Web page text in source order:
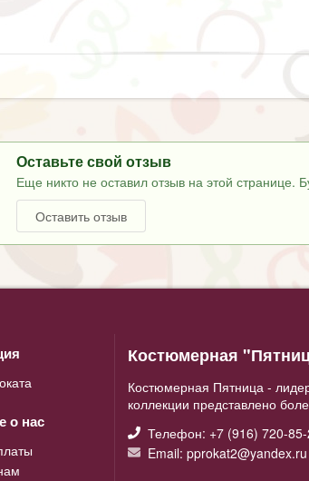
Оставьте свой отзыв
Еще никто не оставил отзыв на этой странице.
Оставить отзыв
о нас
Костюмерная
Костюмерная Пятница -
коллекции представлено
Телефон: +7 (916) 720-
Email: pprokat2@yandex.ru